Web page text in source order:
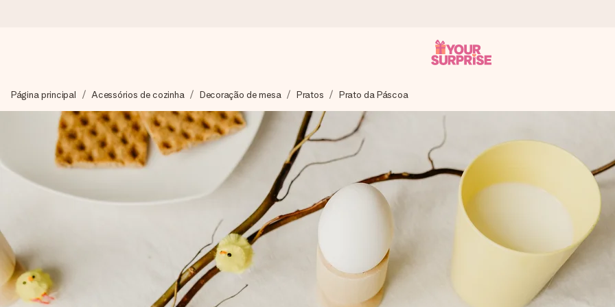
Preparamos o teu presente com toda a atenção e enviamos num instante - para que possas oferece-lo na hora certa, quando
4,7 (com base em +15.000 avaliações)
Os nossos presentes inspiram. Os clientes avaliam-nos com 4,7 no Google Reviews.
Cria algo único em apenas alguns passos - com o nome dela, uma foto ou uma mensagem que realmente toca o coração. Sem
Página principal Acessórios de cozinha Decoração de mesa Pratos Prato da Páscoa